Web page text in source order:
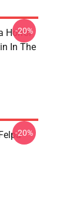
Horror
In The
-20%
-20%